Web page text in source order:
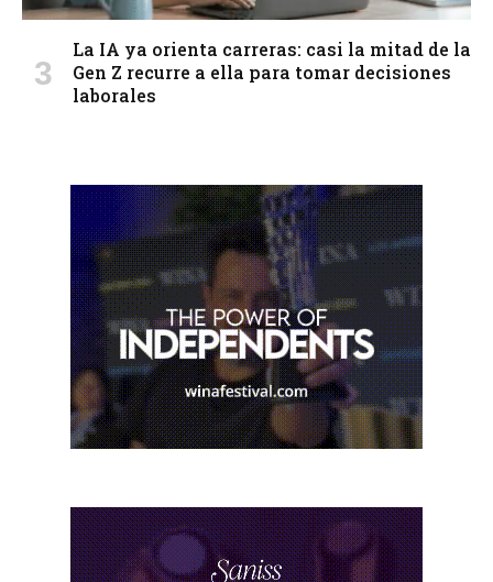
La IA ya orienta carreras: casi la mitad de la
Gen Z recurre a ella para tomar decisiones
laborales